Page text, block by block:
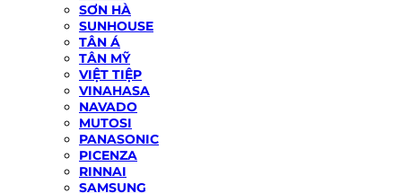
SƠN HÀ
SUNHOUSE
TÂN Á
TÂN MỸ
VIỆT TIỆP
VINAHASA
NAVADO
MUTOSI
PANASONIC
PICENZA
RINNAI
SAMSUNG